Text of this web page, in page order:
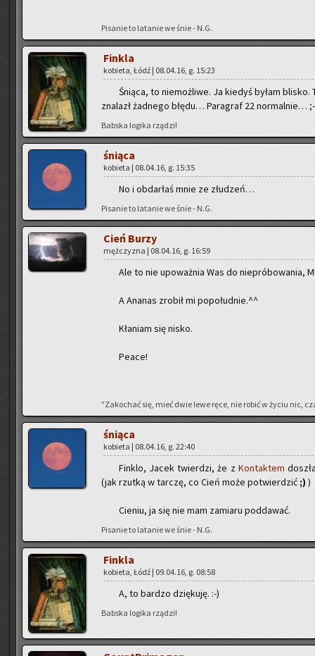
Pi­sa­nie to la­ta­nie we śnie - N.G.
Fin­kla
ko­bie­ta, Łódź | 08.04.16, g. 15:23
Śnią­ca, to nie­moż­li­we. Ja kie­dyś byłam
zna­lazł żad­ne­go błędu… Pa­ra­graf 22 nor­mal­nie…
Bab­ska lo­gi­ka rzą­dzi!
śnią­ca
ko­bie­ta | 08.04.16, g. 15:35
No i ob­dar­łaś mnie ze złu­dzeń…
Pi­sa­nie to la­ta­nie we śnie - N.G.
Cień Burzy
męż­czy­zna | 08.04.16, g. 16:59
Ale to nie upo­waż­nia Was do nie­pró­bo­wa­nia,
A Ana­nas zro­bił mi po­po­łu­dnie.^^
Kła­niam się nisko.
Peace!
"Za­ko­chać się, mieć dwie lewe ręce, nie robić w życiu nic,
śnią­ca
ko­bie­ta | 08.04.16, g. 22:40
Fin­klo, Jacek twier­dzi, że z Kon­tak­tem
(jak rzut­ką w tar­czę, co Cień może po­twier­dzić ;) )
Cie­niu, ja się nie mam za­mia­ru pod­da­wać.
Pi­sa­nie to la­ta­nie we śnie - N.G.
Fin­kla
ko­bie­ta, Łódź | 09.04.16, g. 08:58
A, to bar­dzo dzię­ku­ję. :-)
Bab­ska lo­gi­ka rzą­dzi!